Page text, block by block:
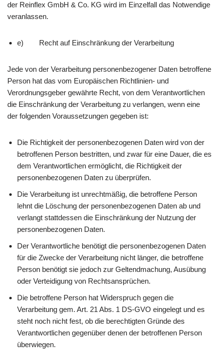
der Reinflex GmbH & Co. KG wird im Einzelfall das Notwendige
veranlassen.
e) Recht auf Einschränkung der Verarbeitung
Jede von der Verarbeitung personenbezogener Daten betroffene
Person hat das vom Europäischen Richtlinien- und
Verordnungsgeber gewährte Recht, von dem Verantwortlichen
die Einschränkung der Verarbeitung zu verlangen, wenn eine
der folgenden Voraussetzungen gegeben ist:
Die Richtigkeit der personenbezogenen Daten wird von der
betroffenen Person bestritten, und zwar für eine Dauer, die es
dem Verantwortlichen ermöglicht, die Richtigkeit der
personenbezogenen Daten zu überprüfen.
Die Verarbeitung ist unrechtmäßig, die betroffene Person
lehnt die Löschung der personenbezogenen Daten ab und
verlangt stattdessen die Einschränkung der Nutzung der
personenbezogenen Daten.
Der Verantwortliche benötigt die personenbezogenen Daten
für die Zwecke der Verarbeitung nicht länger, die betroffene
Person benötigt sie jedoch zur Geltendmachung, Ausübung
oder Verteidigung von Rechtsansprüchen.
Die betroffene Person hat Widerspruch gegen die
Verarbeitung gem. Art. 21 Abs. 1 DS-GVO eingelegt und es
steht noch nicht fest, ob die berechtigten Gründe des
Verantwortlichen gegenüber denen der betroffenen Person
überwiegen.